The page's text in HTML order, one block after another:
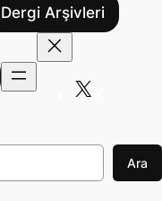
Dergi Arşivleri
Ara